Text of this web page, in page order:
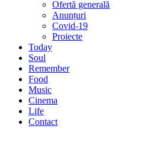
Ofertă generală
Anunțuri
Covid-19
Proiecte
Today
Soul
Remember
Food
Music
Cinema
Life
Contact